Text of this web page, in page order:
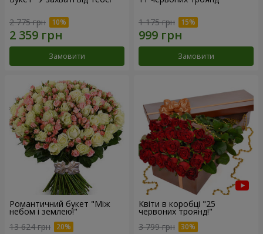
2 775 грн
Замовити
1 175 грн
Замовити
Романтичний букет "Між
небом і землею!"
13 624 грн
Квіти в коробці "25
червоних троянд!"
3 799 грн